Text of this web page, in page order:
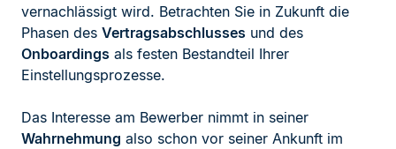
vernachlässigt wird. Betrachten Sie in Zukunft die
Phasen des Vertragsabschlusses und des
Onboardings als festen Bestandteil Ihrer
Einstellungsprozesse.
Das Interesse am Bewerber nimmt in seiner
Wahrnehmung also schon vor seiner Ankunft im